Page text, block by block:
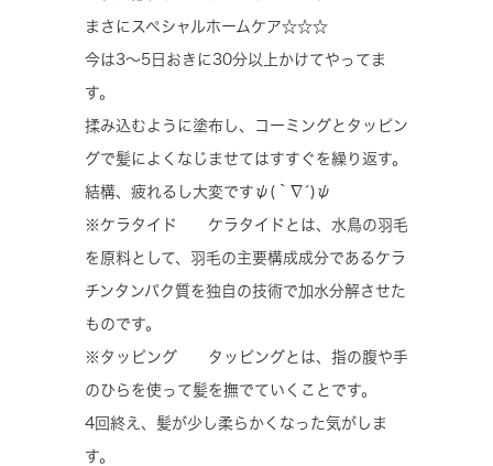
まさにスペシャルホームケア☆☆☆
今は3〜5日おきに30分以上かけてやってま
す。
揉み込むように塗布し、コーミングとタッピン
グで髪によくなじませてはすすぐを繰り返す。
結構、疲れるし大変ですψ(｀∇´)ψ
※ケラタイド ケラタイドとは、水鳥の羽毛
を原料として、羽毛の主要構成成分であるケラ
チンタンパク質を独自の技術で加水分解させた
ものです。
※タッピング タッピングとは、指の腹や手
のひらを使って髪を撫でていくことです。
4回終え、髪が少し柔らかくなった気がしま
す。